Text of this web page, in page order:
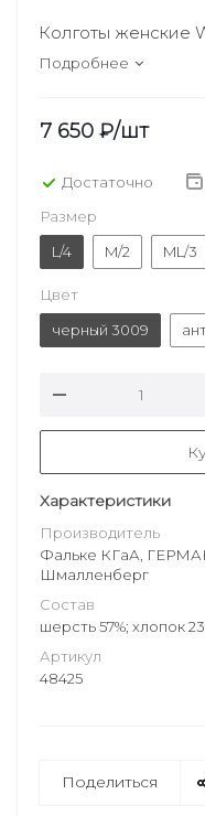
Колготы женские
Подробнее
7 650 ₽/шт
Достаточно
Размер
L/4
M/2 ML/3
Цвет
черный 3009
Характеристики
Производитель
Фальке КГаА,
Шмалленберг
Состав
шерсть 57%; хлопок
Артикул
48425
Поделиться